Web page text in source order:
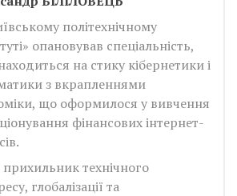
політехнічному
опановував спеціальність,
на стику кібернетики і
з вкрапленнями
що оформилося у вивчення
фінансових інтернет-
технічного
глобалізації та